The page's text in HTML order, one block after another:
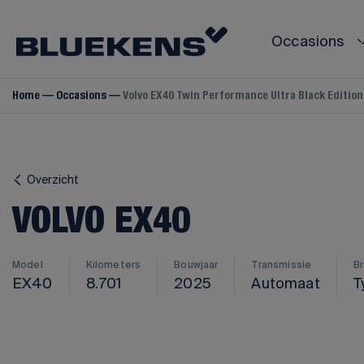
Occasions
Volvo V90
Volvo S60
Volvo S80
Volvo S90
Home Occasions Volvo EX40 Twin Performance Ultra Black
Overzicht
VOLVO EX40
Model
EX40
Kilometers
8.701
Bouwjaar
2025
Transmissie
Automaat